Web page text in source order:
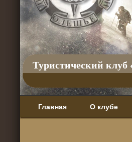
Туристический клуб
Главная О клубе